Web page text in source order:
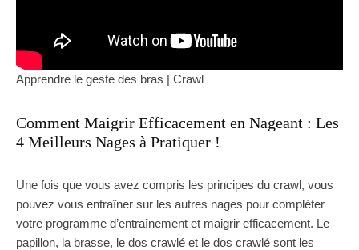
Apprendre le geste des bras | Crawl
Comment Maigrir Efficacement en Nageant : Les
4 Meilleurs Nages à Pratiquer !
Une fois que vous avez compris les principes du crawl, vous
pouvez vous entraîner sur les autres nages pour compléter
votre programme d’entraînement et maigrir efficacement. Le
papillon, la brasse, le dos crawlé et le dos crawlé sont les